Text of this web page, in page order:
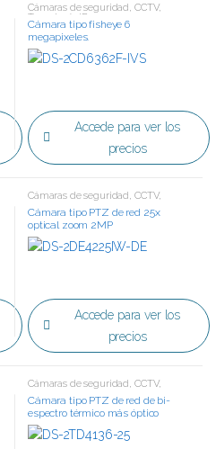
Cámaras de seguridad, CCTV,
Tecnología IP
Cámara tipo fisheye 6
megapixeles.
Accede para ver los
precios
Cámaras de seguridad, CCTV,
Cámara tipo PTZ de red 25x
optical zoom 2MP
Accede para ver los
precios
Cámaras de seguridad, CCTV,
Cámara tipo PTZ de red de bi-
espectro térmico más óptico